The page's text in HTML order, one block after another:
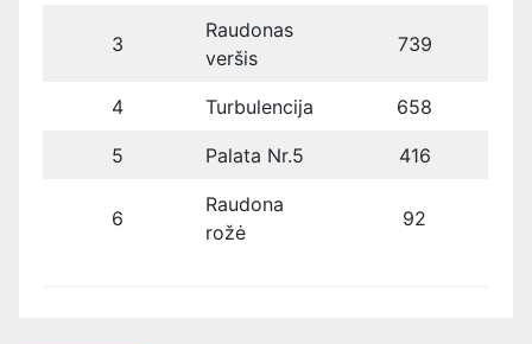
3
Raudonas
veršis
739
4 Turbulencija 658
5 Palata Nr.5 416
6
Raudona
rožė
92